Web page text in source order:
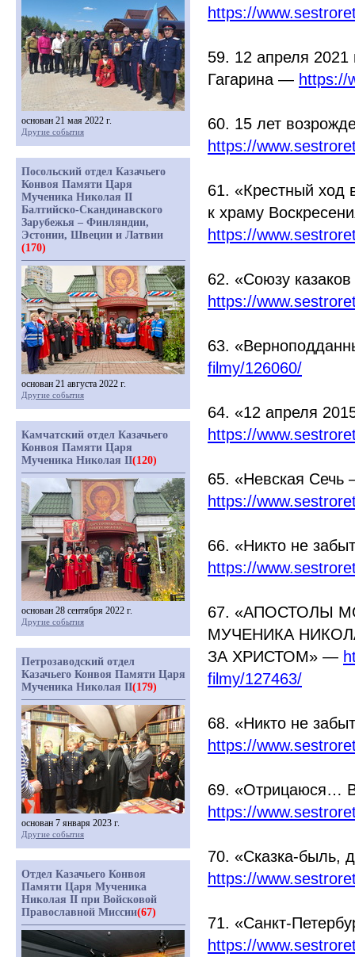
https://
59. 12 апреля
Гагарина — https://
60. 15 лет
https://
61. «Крестный ход
к храму
https://
62. «Союзу
https://
63.
filmy/126060/
64. «12 апреля
https://
65. «Невская Сечь
https://
66. «Никто не
https://
67. «АПОСТОЛЫ
МУЧЕНИКА
ЗА ХРИСТОМ» —
filmy/127463/
68. «Никто не
https://
69. «Отрицаюся…
https://
70. «Сказка-быль,
https://
71. «Санкт-
https://
основан 21 мая 2022 г.
Другие события
Посольский отдел Казачьего
Конвоя Памяти Царя
Мученика Николая II
Балтийско-Скандинавского
Зарубежья – Финляндии,
Эстонии, Швеции и Латвии
(170)
основан 21 августа 2022 г.
Другие события
Камчатский отдел Казачьего
Конвоя Памяти Царя
Мученика Николая II(120)
основан 28 сентября 2022 г.
Другие события
Петрозаводский отдел
Казачьего Конвоя Памяти Царя
Мученика Николая II(179)
основан 7 января 2023 г.
Другие события
Отдел Казачьего Конвоя
Памяти Царя Мученика
Николая II при Войсковой
Православной Миссии(67)